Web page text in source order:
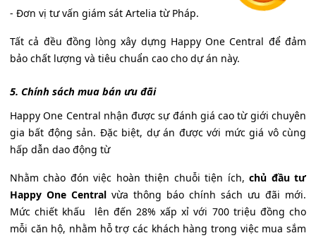
- Đơn vị tư vấn giám sát Artelia từ Pháp.
Tất cả đều đồng lòng xây dựng Happy One Central để đảm
bảo chất lượng và tiêu chuẩn cao cho dự án này.
5. Chính sách mua bán ưu đãi
Happy One Central nhận được sự đánh giá cao từ giới chuyên
gia bất động sản. Đặc biệt, dự án được với mức giá vô cùng
hấp dẫn dao động từ
Nhằm chào đón việc hoàn thiện chuỗi tiện ích,chủ đầu tư
Happy One Central vừa thông báo chính sách ưu đãi mới.
Mức chiết khấu lên đến 28% xấp xỉ với 700 triệu đồng cho
mỗi căn hộ, nhằm hỗ trợ các khách hàng trong việc mua sắm